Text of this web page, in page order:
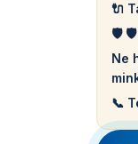
🔌
🛡️ 🛡️
Ne
📞